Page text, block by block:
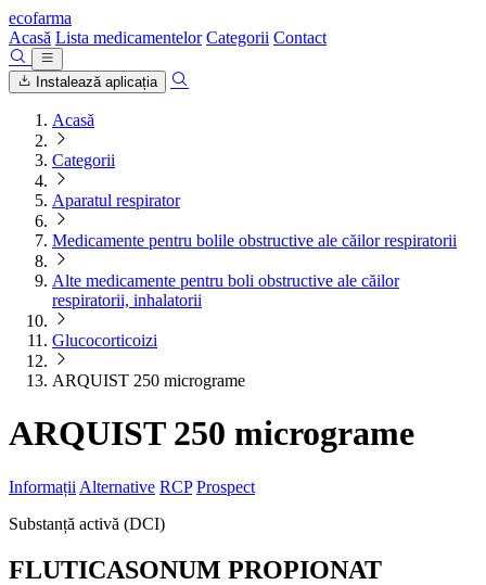
ecofarma
Acasă Lista medicamentelor Categorii Contact
Instalează aplicația
Acasă
Categorii
Aparatul respirator
Medicamente pentru bolile obstructive ale căilor respiratorii
Alte medicamente pentru boli obstructive ale căilor
respiratorii, inhalatorii
Glucocorticoizi
ARQUIST 250 micrograme
ARQUIST 250 micrograme
Informații Alternative RCP Prospect
Substanță activă (DCI)
FLUTICASONUM PROPIONAT